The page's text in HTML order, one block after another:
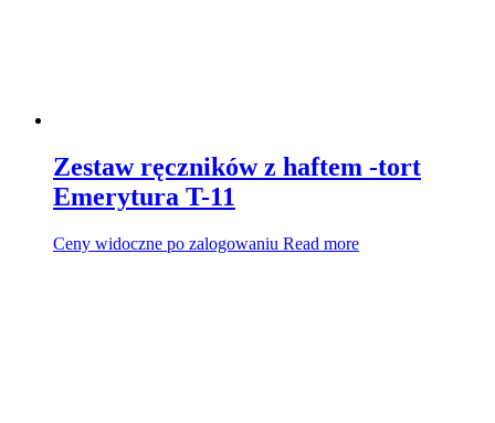
Zestaw ręczników z haftem -tort
Emerytura T-11
Ceny widoczne po zalogowaniu Read more